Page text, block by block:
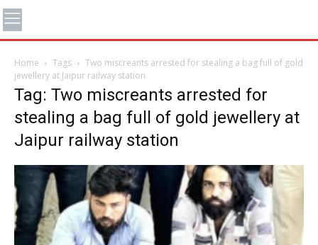
Home Tags
Two miscreants arrested for stealing a bag full of gold
jewellery at Jaipur railway station
Tag: Two miscreants arrested for
stealing a bag full of gold jewellery at
Jaipur railway station